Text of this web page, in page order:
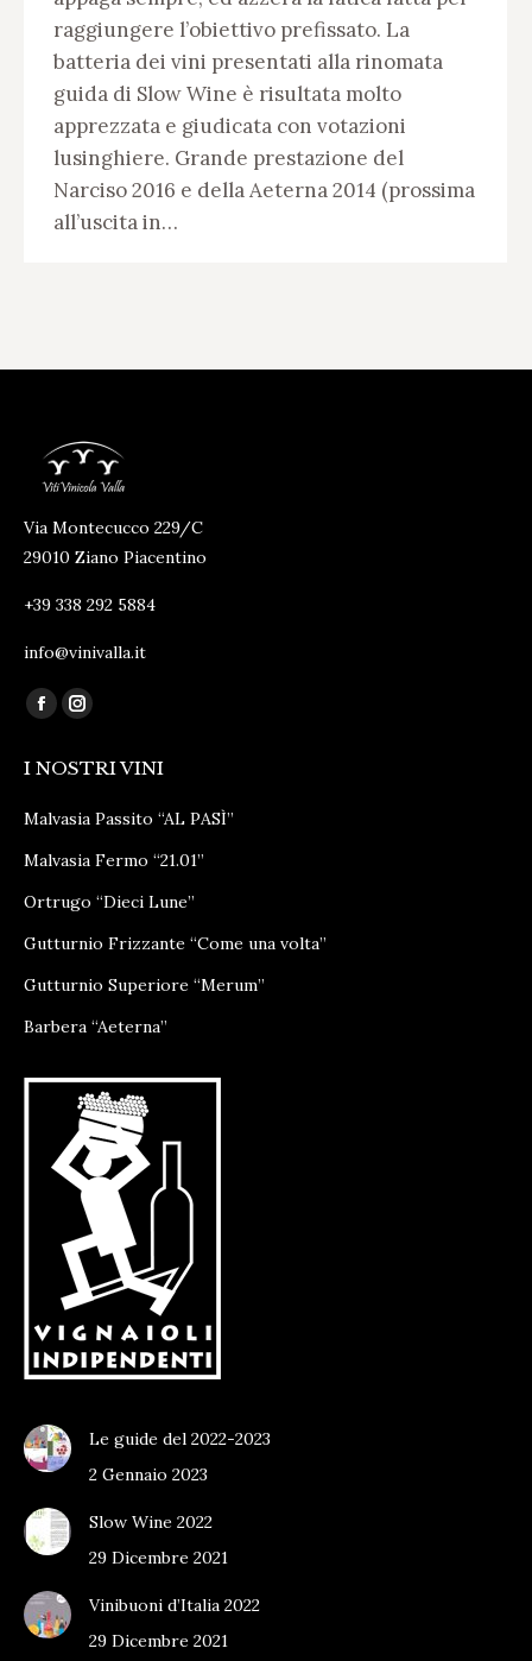
raggiungere l’obiettivo prefissato. La
batteria dei vini presentati alla rinomata
guida di Slow Wine è risultata molto
apprezzata e giudicata con votazioni
lusinghiere. Grande prestazione del
Narciso 2016 e della Aeterna 2014 (prossima
all’uscita in…
Via Montecucco 229/C
29010 Ziano Piacentino
+39 338 292 5884
info@vinivalla.it
Ci puoi trovare su:
Facebook
opens
in
window
Instagram
opens
in
window
I NOSTRI VINI
Malvasia Passito “AL PASÌ”
Malvasia Fermo “21.01”
Ortrugo “Dieci Lune”
Gutturnio Frizzante “Come una volta”
Gutturnio Superiore “Merum”
Barbera “Aeterna”
Le guide del 2022-2023
2 Gennaio 2023
Slow Wine 2022
29 Dicembre 2021
Vinibuoni d’Italia 2022
29 Dicembre 2021